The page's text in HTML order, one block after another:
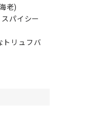
老)
パイシー
トリュフバ